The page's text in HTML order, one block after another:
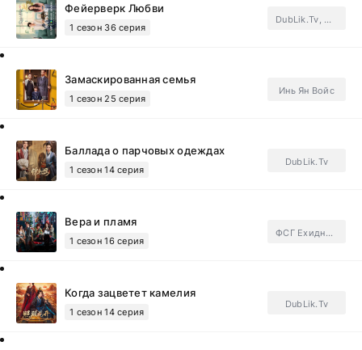
Фейерверк Любви
1 сезон 36 серия
DubLik.Tv, Unicorn, FSG Jade Fox.Subtitles, FSG Last Snow.Subtitles
Замаскированная семья
1 сезон 25 серия
Инь Ян Войс
Баллада о парчовых одеждах
1 сезон 14 серия
DubLik.Tv
Вера и пламя
1 сезон 16 серия
ФСГ Ехидные дорамщицы.Subtitles
Когда зацветет камелия
1 сезон 14 серия
DubLik.Tv